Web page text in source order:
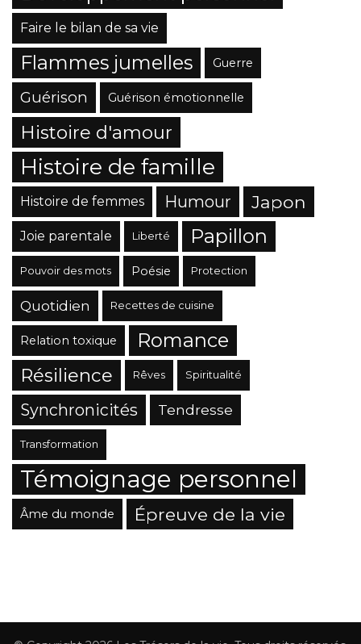
Faire le bilan de sa vie
Flammes jumelles Guerre
Guérison Guérison émotionnelle
Histoire d'amour
Histoire de famille
Histoire de femmes Humour Japon
Joie parentale Liberté Papillon
Pouvoir des mots Poésie Protection
Quotidien Recettes de cuisine
Relation toxique Romance
Résilience Rêves Spiritualité
Synchronicités Tendresse
Transformation
Témoignage personnel
Âme du monde Épreuve de la vie